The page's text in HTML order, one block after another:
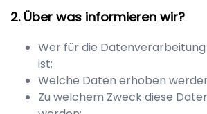
Über was informieren wir?
Wer für die
ist;
Welche Daten erhoben
Zu welchem Zweck diese